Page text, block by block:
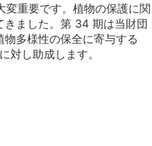
変重要です。植物の保護に関
きました。第 34 期は当財団
多様性の保全に寄与する
対し助成します。